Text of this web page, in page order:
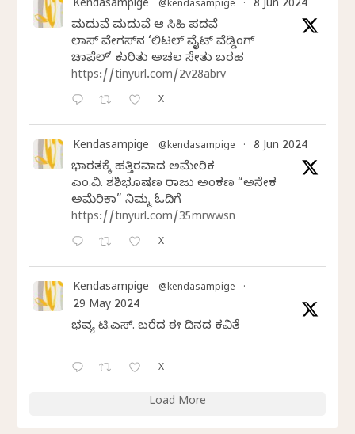
Kendasampige @kendasampige · 8 Jun 2024
ಮದುವೆ ಮದುವೆ ಆ ಸಿಹಿ ಪದವೆ
ಲಾಸ್‌ ವೇಗಸ್‌ನ ‘ಲಿಟಲ್ ವೈಟ್ ವೆಡ್ಡಿಂಗ್
ಚಾಪೆಲ್’ ಕುರಿತು ಅಚಲ ಸೇತು ಬರಹ
https://tinyurl.com/2v28abrv
X
Kendasampige @kendasampige · 8 Jun 2024
ಭಾರತಕ್ಕೆ ಹತ್ತಿರವಾದ ಅಮೇರಿಕ
ಎಂ.ವಿ. ಶಶಿಭೂಷಣ ರಾಜು ಅಂಕಣ “ಅನೇಕ
ಅಮೆರಿಕಾ” ನಿಮ್ಮ ಓದಿಗೆ
https://tinyurl.com/35mrwwsn
X
Kendasampige @kendasampige ·
29 May 2024
ಭವ್ಯ ಟಿ.ಎಸ್. ಬರೆದ ಈ ದಿನದ ಕವಿತೆ
X
Load More